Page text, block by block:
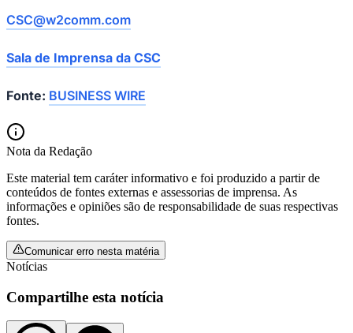
Vasco
CSC@w2comm.com
Sala de Imprensa da CSC
Fonte: BUSINESS WIRE
Nota da Redação
Este material tem caráter informativo e foi produzido a partir de
conteúdos de fontes externas e assessorias de imprensa. As
informações e opiniões são de responsabilidade de suas respectivas
fontes.
Comunicar erro nesta matéria
Notícias
Compartilhe esta notícia